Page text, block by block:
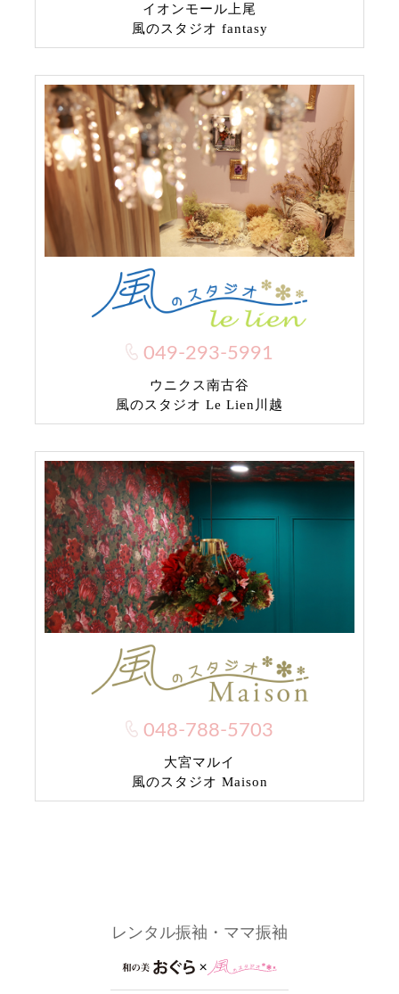
イオンモール上尾
風のスタジオ fantasy
049-293-5991
ウニクス南古谷
風のスタジオ Le Lien川越
048-788-5703
大宮マルイ
風のスタジオ Maison
レンタル振袖・ママ振袖